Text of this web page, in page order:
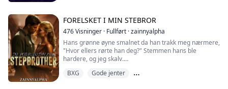
små.
Herr Hall, som stirret på de tre miniaty...
FORELSKET I MIN STEBROR
476Visninger · Fullført ·zainnyalpha
Hans grønne øyne smalnet da han trakk meg nærmere,
"Hvor ellers rørte han deg?" Stemmen hans ble
hardere, og jeg skalv.
Han presset leppene sine mot mine før jeg kunne
BXG
Gode jenter